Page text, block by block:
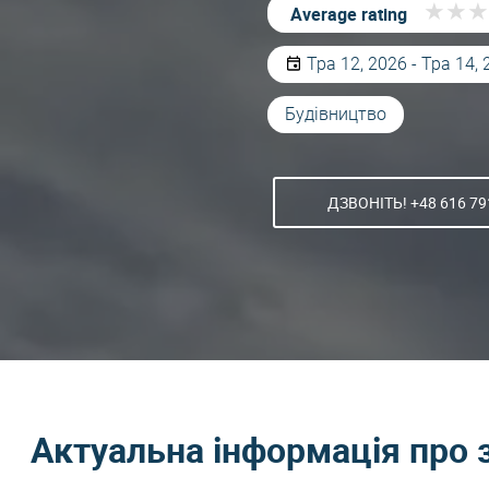
Average rating ★ ★ ★
★ ★ ★
Тра 12, 2026 - Тра 14,
Будівництво
ДЗВОНІТЬ! +48 616
Актуальна інформація про